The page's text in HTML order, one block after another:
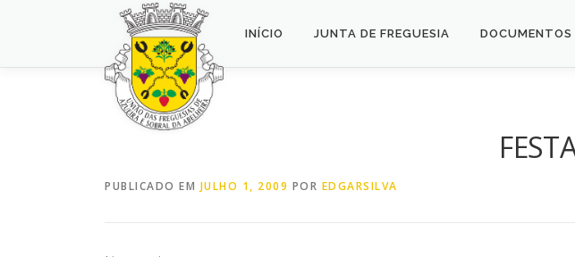
INÍCIO JUNTA DE FREGUESIA DOCUMENTOS
PUBLICADO EM JULHO 1, 2009 POR EDGARSILVA